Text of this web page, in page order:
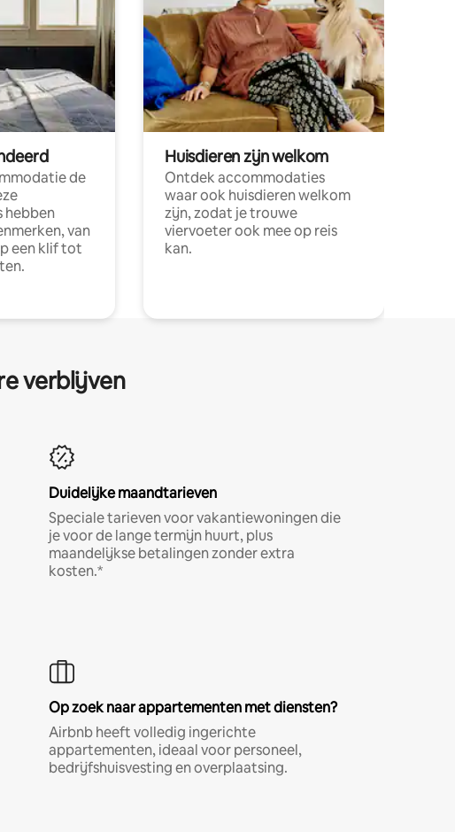
de
hebben
van
een klif tot
Huisdieren zijn welkom
Ontdek accommodaties
waar ook huisdieren welkom
zijn, zodat je trouwe
viervoeter ook mee op reis
kan.
verblijven
Duidelijke maandtarieven
Speciale tarieven voor vakantiewoningen die
je voor de lange termijn huurt, plus
maandelijkse betalingen zonder extra
kosten.*
Op zoek naar appartementen met diensten?
Airbnb heeft volledig ingerichte
appartementen, ideaal voor personeel,
bedrijfshuisvesting en overplaatsing.